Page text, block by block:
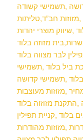
,תשמישי קשודה
,מזוזות חב”ד,טליתות
,שיווק מוצרי יהדות
מזוזהבלוד
לבר מצווה בלוד
ביל בלוד ,תשמישי
בלוד ,תשמישי קדושה
,מזוזות מעוצבות
,התקנת מזוזוה בלוד
בלוד ,קניית תפילין
,מזוזות מהודרות